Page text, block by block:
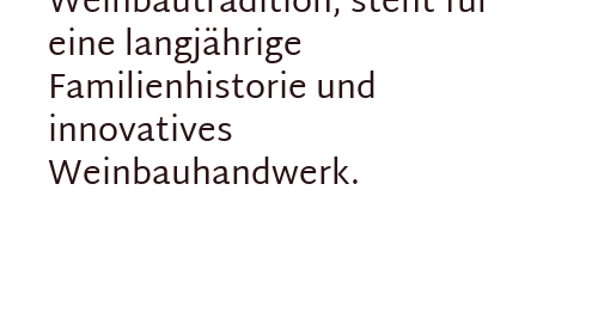
eine langjährige
Familienhistorie und
innovatives
Weinbauhandwerk.